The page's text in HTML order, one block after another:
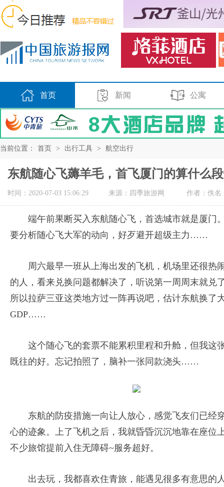
首页 新闻 公寓
当前位置： 首页 > 出行工具 > 航空出行
东航随心飞薅羊毛，首飞厦门的算什么
时间：2020-07-03 15:06:29 来源：四季旅游网 作者：佚名
端午前果断买入东航随心飞，首选城市就是厦门
要分析随心飞大军的动向，好歹避开超级主力……
周六最早一班从上海出发的飞机，机场里还很热
的人，看来兑换问题都解决了，听说第一周周末就
所以拉萨三亚这类地方过一阵再说吧，估计东航换了
GDP……
这个随心飞的套票不能累积里程和升舱，但我这
既往的好。忘记拍照了，脑补一张同款浇头……
东航的防疫措施一向让人放心，感觉飞友们已经
心的迹象。上了飞机之后，我就昏昏沉沉地靠在座位
不少旅馆提前入住无障碍~服务超好。
出去玩，我都喜欢住青旅，能遇见很多有意思的